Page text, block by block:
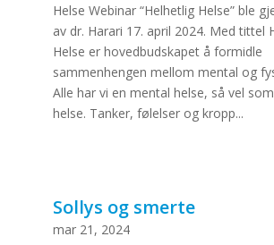
Helse Webinar “Helhetlig Helse” ble
av dr. Harari 17. april 2024. Med tittel
Helse er hovedbudskapet å formidle
sammenhengen mellom mental og
Alle har vi en mental helse, så vel
helse. Tanker, følelser og kropp...
Sollys og smerte
mar 21, 2024